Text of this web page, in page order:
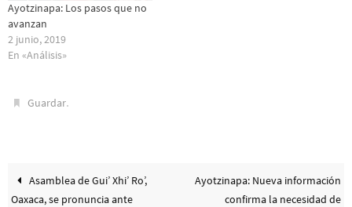
Ayotzinapa: Los pasos que no
avanzan
2 junio, 2019
En «Análisis»
Guardar.
Asamblea de Gui’ Xhi’ Ro’,
Oaxaca, se pronuncia ante
Ayotzinapa: Nueva información
confirma la necesidad de